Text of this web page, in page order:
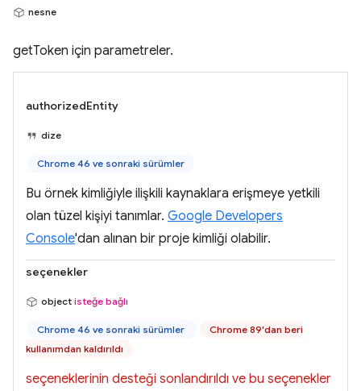
nesne
getToken için parametreler.
authorizedEntity
dize
Chrome 46 ve sonraki sürümler
Bu örnek kimliğiyle ilişkili kaynaklara erişmeye yetkili
olan tüzel kişiyi tanımlar. Google Developers
Console'dan alınan bir proje kimliği olabilir.
seçenekler
object isteğe bağlı
Chrome 46 ve sonraki sürümler
Chrome 89'dan beri
kullanımdan kaldırıldı
seçeneklerinin desteği sonlandırıldı ve bu seçenekler